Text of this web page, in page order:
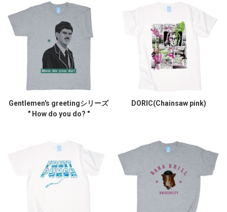
Gentlemen's greetingシリーズ
" How do you do? "
DORIC(Chainsaw pink)